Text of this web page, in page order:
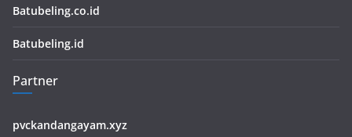
Batubeling.co.id
Batubeling.id
Partner
pvckandangayam.xyz